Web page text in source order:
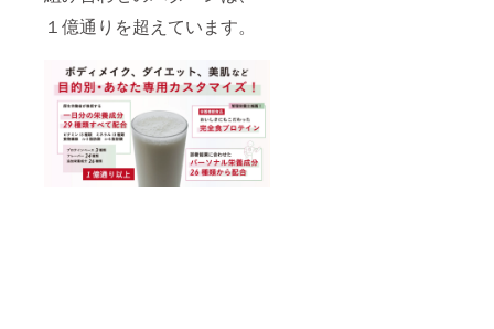
１億通りを超えています。